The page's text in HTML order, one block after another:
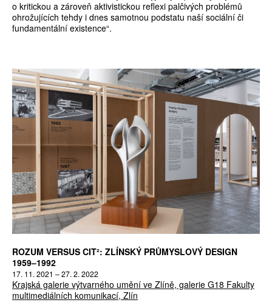
o kritickou a zároveň aktivistickou reflexi palčivých problémů
ohrožujících tehdy i dnes samotnou podstatu naší sociální či
fundamentální existence“.
ROZUM VERSUS CIT²: ZLÍNSKÝ PRŮMYSLOVÝ DESIGN
1959–1992
17. 11. 2021 – 27. 2. 2022
Krajská galerie výtvarného umění ve Zlíně, galerie G18 Fakulty
multimediálních komunikací, Zlín